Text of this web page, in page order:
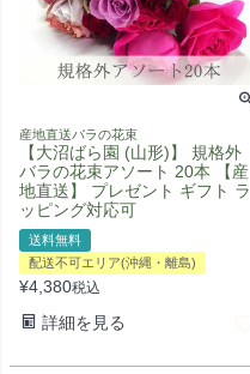
産地直送バラの花束
【大沼ばら園 (山形)】 規格外
バラの花束アソート 20本 【産
地直送】 プレゼント ギフト ラ
ッピング対応可
送料無料
配送不可エリア(沖縄・離島)
¥4,380税込
詳細を見る